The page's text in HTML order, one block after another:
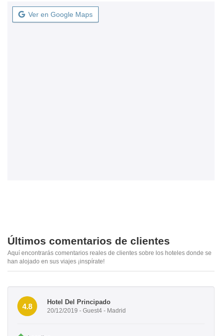
Ver en Google Maps
Últimos comentarios de clientes
Aquí encontrarás comentarios reales de clientes sobre los hoteles donde se
han alojado en sus viajes ¡inspírate!
4.8
Hotel Del Principado
20/12/2019 - Guest4 - Madrid